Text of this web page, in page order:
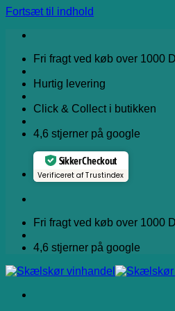
Fortsæt til indhold
Fri fragt ved køb over 1000
Hurtig levering
Click & Collect i butikken
4,6 stjerner på google
Sikker Checkout
Verificeret af Trustindex
Fri fragt ved køb over 1000
4,6 stjerner på google